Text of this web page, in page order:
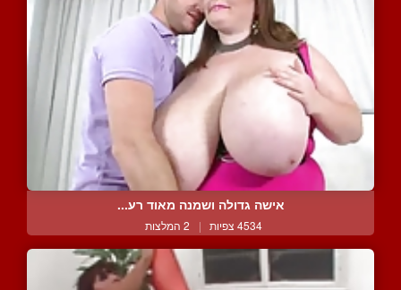
אישה גדולה ושמנה מאוד רע...
4534 צפיות | 2 המלצות